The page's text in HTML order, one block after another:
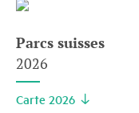
Parcs suisses
2026
Carte 2026